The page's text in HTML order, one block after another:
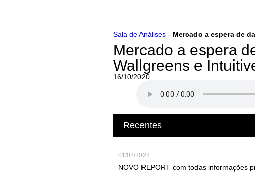
Ir
o
conteúdo
Sala de Análises - Mercado a espera de
Mercado a espera
Wallgreens e
16/10/2020
Recentes
01/02/2022
NOVO REPORT com todas informações